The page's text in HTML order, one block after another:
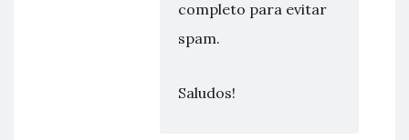
completo para evitar
spam.
Saludos!